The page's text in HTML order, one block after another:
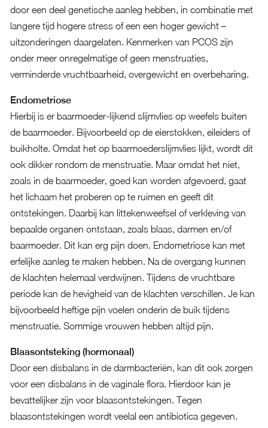
door een deel genetische aanleg hebben, in combinatie met
langere tijd hogere stress of een een hoger gewicht –
uitzonderingen daargelaten. Kenmerken van PCOS zijn
onder meer onregelmatige of geen menstruaties,
verminderde vruchtbaarheid, overgewicht en overbeharing.
Endometriose
Hierbij is er baarmoeder-lijkend slijmvlies op weefels buiten
de baarmoeder. Bijvoorbeeld op de eierstokken, eileiders of
buikholte. Omdat het op baarmoederslijmvlies lijkt, wordt dit
ook dikker rondom de menstruatie. Maar omdat het niet,
zoals in de baarmoeder, goed kan worden afgevoerd, gaat
het lichaam het proberen op te ruimen en geeft dit
ontstekingen. Daarbij kan littekenweefsel of verkleving van
bepaalde organen ontstaan, zoals blaas, darmen en/of
baarmoeder. Dit kan erg pijn doen. Endometriose kan met
erfelijke aanleg te maken hebben. Na de overgang kunnen
de klachten helemaal verdwijnen. Tijdens de vruchtbare
periode kan de hevigheid van de klachten verschillen. Je kan
bijvoorbeeld heftige pijn voelen onderin de buik tijdens
menstruatie. Sommige vrouwen hebben altijd pijn.
Blaasontsteking (hormonaal)
Door een disbalans in de darmbacteriën, kan dit ook zorgen
voor een disbalans in de vaginale flora. Hierdoor kan je
bevattelijker zijn voor blaasontstekingen. Tegen
blaasontstekingen wordt veelal een antibiotica gegeven.